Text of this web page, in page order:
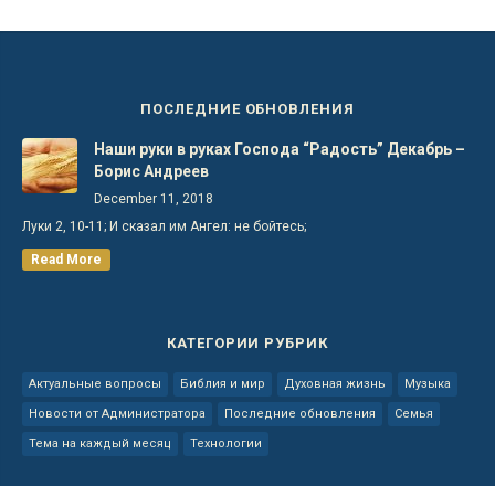
ПОСЛЕДНИЕ ОБНОВЛЕНИЯ
Наши руки в руках Господа “Радость” Декабрь –
Борис Андреев
December 11, 2018
Луки 2, 10-11; И сказал им Ангел: не бойтесь;
Read More
КАТЕГОРИИ РУБРИК
Актуальные вопросы Библия и мир Духовная жизнь Музыка
Новости от Администратора Последние обновления Семья
Тема на каждый месяц Технологии